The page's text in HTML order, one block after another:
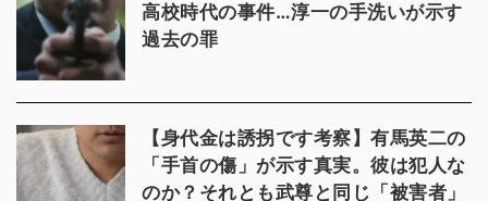
高校時代の事件…淳一の手洗いが示す
過去の罪
【身代金は誘拐です考察】有馬英二の
「手首の傷」が示す真実。彼は犯人な
のか？それとも武尊と同じ「被害者」